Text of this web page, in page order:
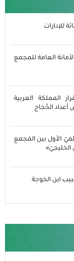
للإدارات
العامة للمجمع
المملكة العربية
أعداد الحُجاج
الأول بين المَجمع
الخليجيّ»
ابن الخوجة